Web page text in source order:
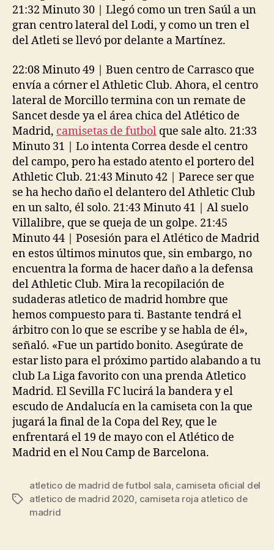
21:32 Minuto 30 | Llegó como un tren Saúl a un
gran centro lateral del Lodi, y como un tren el
del Atleti se llevó por delante a Martínez.
22:08 Minuto 49 | Buen centro de Carrasco que
envía a córner el Athletic Club. Ahora, el centro
lateral de Morcillo termina con un remate de
Sancet desde ya el área chica del Atlético de
Madrid, camisetas de futbol que sale alto. 21:33
Minuto 31 | Lo intenta Correa desde el centro
del campo, pero ha estado atento el portero del
Athletic Club. 21:43 Minuto 42 | Parece ser que
se ha hecho daño el delantero del Athletic Club
en un salto, él solo. 21:43 Minuto 41 | Al suelo
Villalibre, que se queja de un golpe. 21:45
Minuto 44 | Posesión para el Atlético de Madrid
en estos últimos minutos que, sin embargo, no
encuentra la forma de hacer daño a la defensa
del Athletic Club. Mira la recopilación de
sudaderas atletico de madrid hombre que
hemos compuesto para ti. Bastante tendrá el
árbitro con lo que se escribe y se habla de él»,
señaló. «Fue un partido bonito. Asegúrate de
estar listo para el próximo partido alabando a tu
club La Liga favorito con una prenda Atletico
Madrid. El Sevilla FC lucirá la bandera y el
escudo de Andalucía en la camiseta con la que
jugará la final de la Copa del Rey, que le
enfrentará el 19 de mayo con el Atlético de
Madrid en el Nou Camp de Barcelona.
Etiquetas
atletico de madrid de futbol sala camiseta oficial del
atletico de madrid 2020 camiseta roja atletico de
madrid